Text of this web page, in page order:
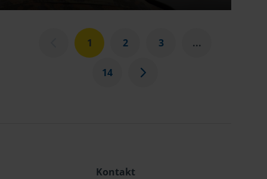
1 2 3 ...
14
Kontakt